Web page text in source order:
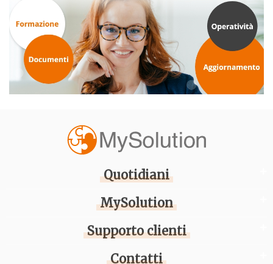
Quotidiani
MySolution
Supporto clienti
Contatti